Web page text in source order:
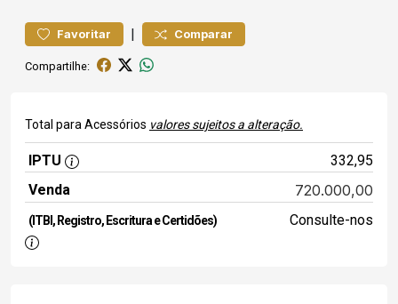
Favoritar | Comparar
Compartilhe:
Total para Acessórios valores sujeitos a alteração.
IPTU
332,95
Venda
720.000,00
(ITBI, Registro, Escritura e Certidões) Consulte-nos